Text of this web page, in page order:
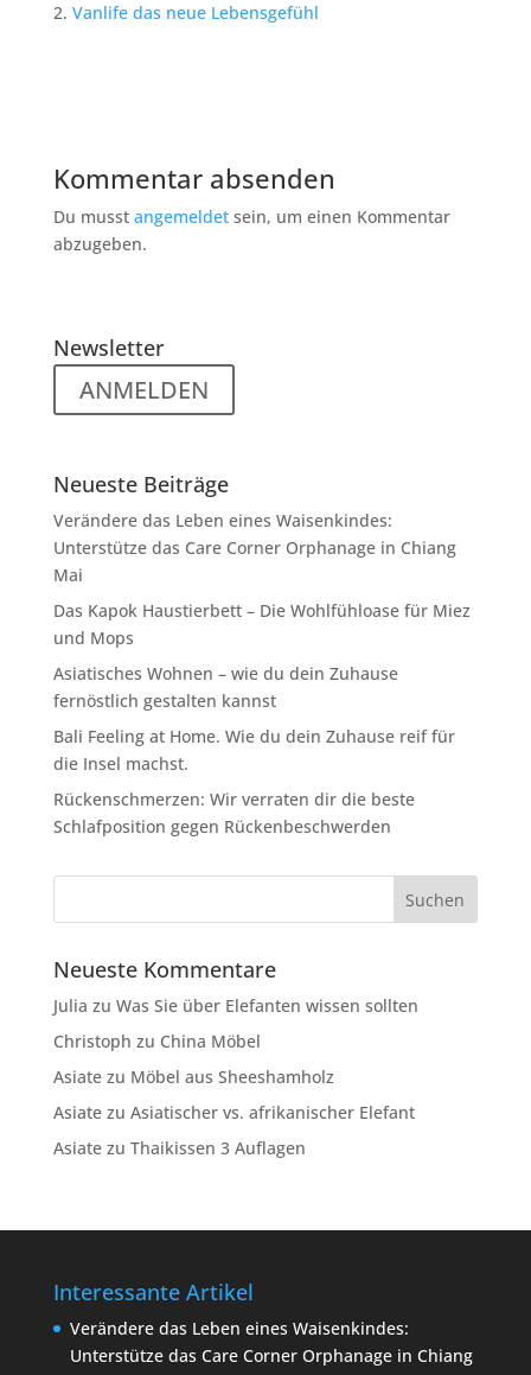
Vanlife das neue Lebensgefühl
Kommentar absenden
Du musst angemeldetsein, um einen Kommentar
abzugeben.
Newsletter
ANMELDEN
Neueste Beiträge
Verändere das Leben eines Waisenkindes:
Unterstütze das Care Corner Orphanage in Chiang
Mai
Das Kapok Haustierbett – Die Wohlfühloase für Miez
und Mops
Asiatisches Wohnen – wie du dein Zuhause
fernöstlich gestalten kannst
Bali Feeling at Home. Wie du dein Zuhause reif für
die Insel machst.
Rückenschmerzen: Wir verraten dir die beste
Schlafposition gegen Rückenbeschwerden
Neueste Kommentare
Julia zu Was Sie über Elefanten wissen sollten
Christoph zu China Möbel
Asiatezu Möbel aus Sheeshamholz
Asiatezu Asiatischer vs. afrikanischer Elefant
Asiatezu Thaikissen 3 Auflagen
Interessante Artikel
Verändere das Leben eines Waisenkindes:
Unterstütze das Care Corner Orphanage in Chiang